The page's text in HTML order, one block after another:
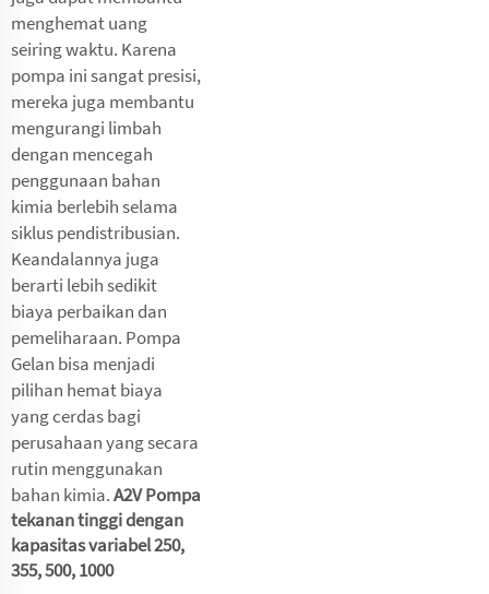
menghemat uang
seiring waktu. Karena
pompa ini sangat presisi,
mereka juga membantu
mengurangi limbah
dengan mencegah
penggunaan bahan
kimia berlebih selama
siklus pendistribusian.
Keandalannya juga
berarti lebih sedikit
biaya perbaikan dan
pemeliharaan. Pompa
Gelan bisa menjadi
pilihan hemat biaya
yang cerdas bagi
perusahaan yang secara
rutin menggunakan
bahan kimia.A2V Pompa
tekanan tinggi dengan
kapasitas variabel 250,
355, 500, 1000